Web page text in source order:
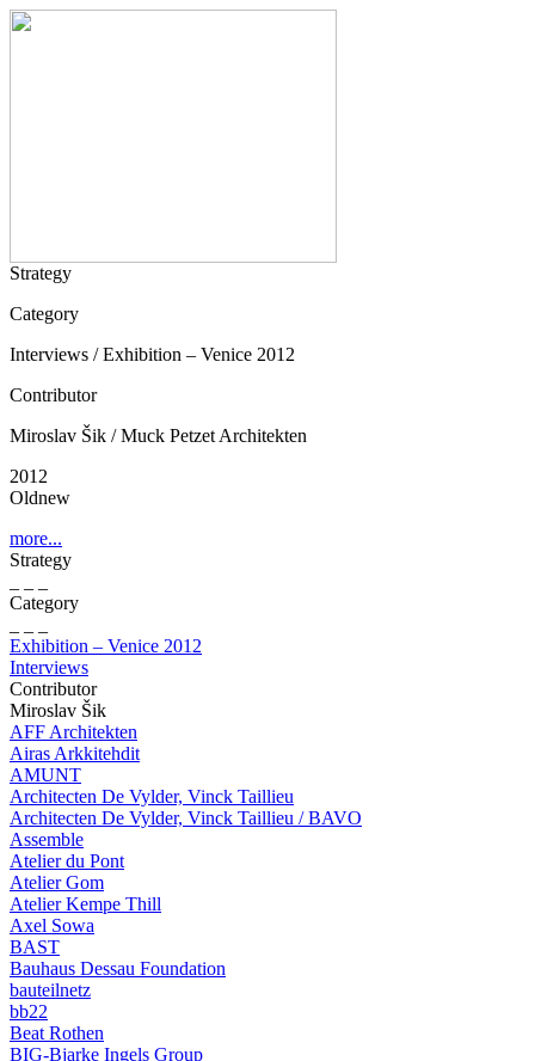
Strategy
Category
Interviews / Exhibition – Venice 2012
Contributor
Miroslav Šik / Muck Petzet Architekten
2012
Oldnew
more...
Strategy
Category
Exhibition – Venice 2012
Interviews
Contributor
Miroslav Šik
AFF Architekten
Airas Arkkitehdit
AMUNT
Architecten De Vylder, Vinck Taillieu
Architecten De Vylder, Vinck Taillieu / BAVO
Assemble
Atelier du Pont
Atelier Gom
Atelier Kempe Thill
Axel Sowa
BAST
Bauhaus Dessau Foundation
bauteilnetz
bb22
Beat Rothen
BIG-Bjarke Ingels Group